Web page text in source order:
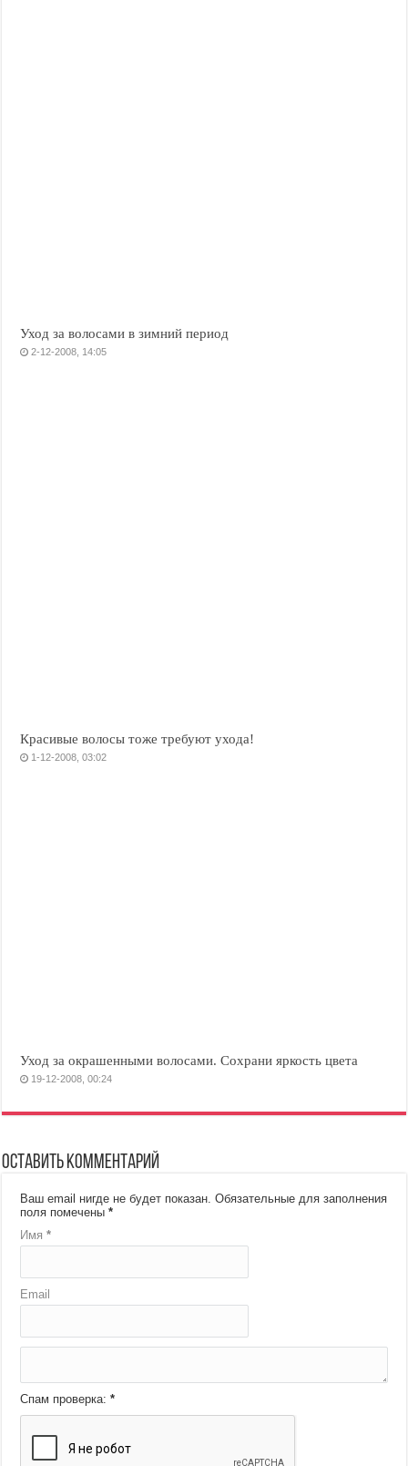
Уход за волосами в зимний период
2-12-2008, 14:05
Красивые волосы тоже требуют ухода!
1-12-2008, 03:02
Уход за окрашенными волосами. Сохрани яркость цвета
19-12-2008, 00:24
Оставить комментарий
Ваш email нигде не будет показан. Обязательные для заполнения
поля помечены*
Имя*
Email
Спам проверка:*